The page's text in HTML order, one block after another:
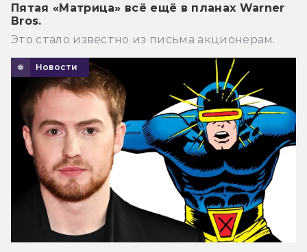
Пятая «Матрица» всё ещё в планах Warner
Bros.
Это стало известно из письма акционерам.
Новости